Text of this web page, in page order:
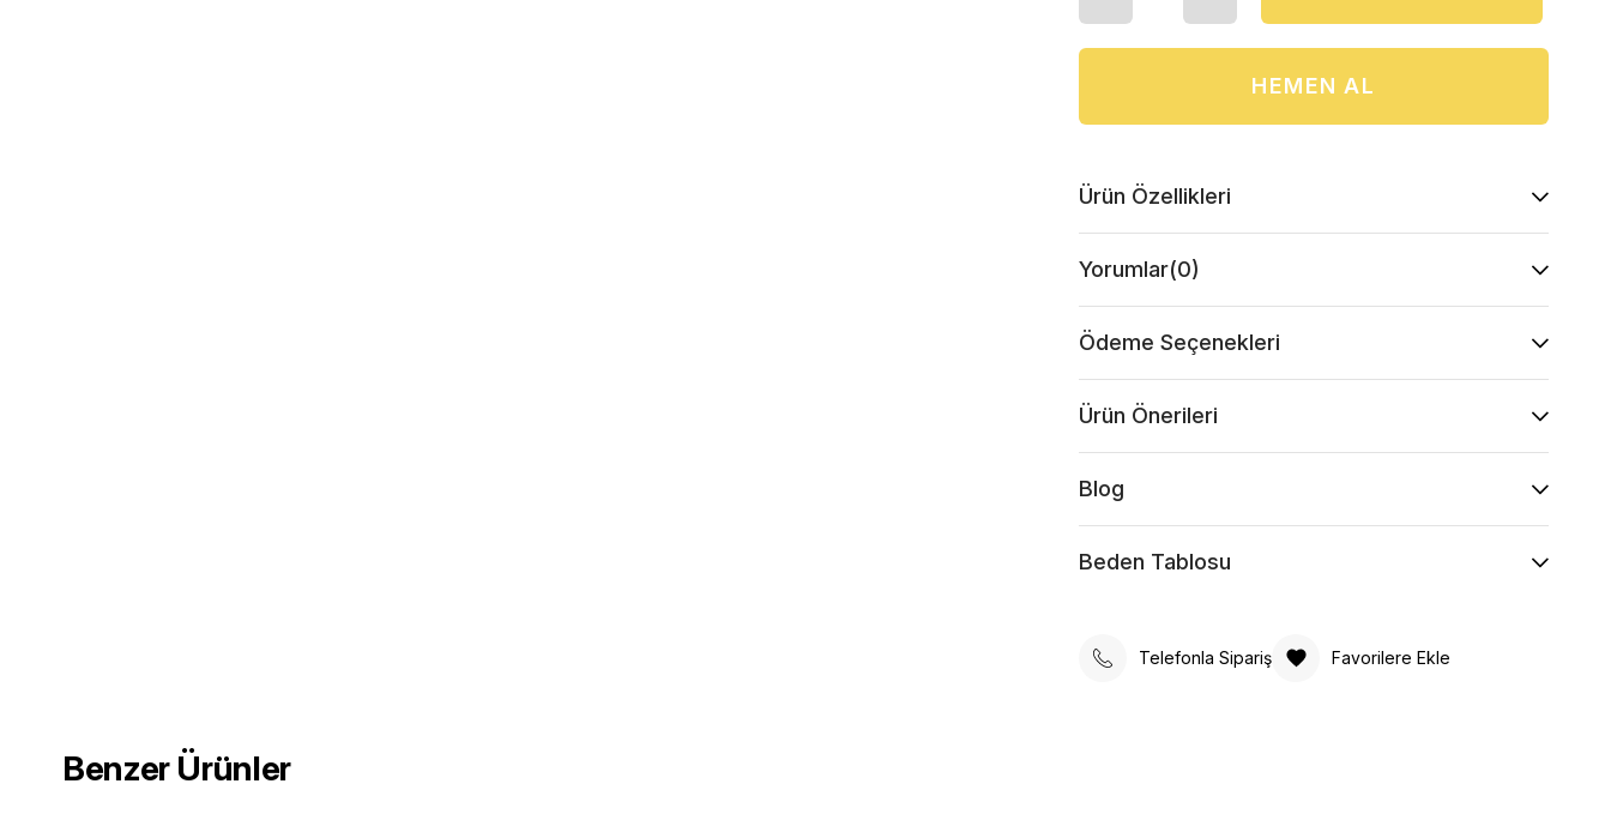
Ürün Özellikleri
Yorumlar(0)
Ödeme Seçenekleri
Ürün Önerileri
Blog
Beden Tablosu
Telefonla Sipariş Favorilere Ekle
Benzer Ürünler